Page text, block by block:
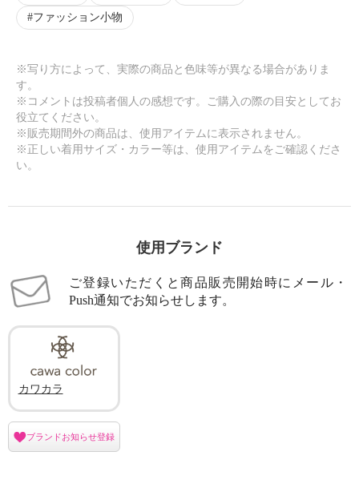
ファッション小物
※写り方によって、実際の商品と色味等が異なる場合がありま
す。
※コメントは投稿者個人の感想です。ご購入の際の目安としてお
役立てください。
※販売期間外の商品は、使用アイテムに表示されません。
※正しい着用サイズ・カラー等は、使用アイテムをご確認くださ
い。
使用ブランド
ご登録いただくと商品販売開始時にメール・
Push通知でお知らせします。
カワカラ
ブランドお知らせ登録